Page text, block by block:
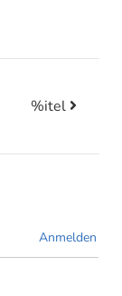
%itel
Anmelden